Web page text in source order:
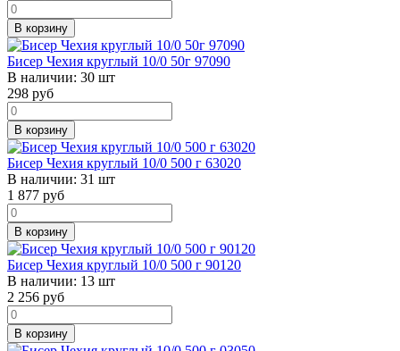
В корзину
Бисер Чехия круглый 10/0 50г 97090
В наличии: 30 шт
298 руб
В корзину
Бисер Чехия круглый 10/0 500 г 63020
В наличии: 31 шт
1 877 руб
В корзину
Бисер Чехия круглый 10/0 500 г 90120
В наличии: 13 шт
2 256 руб
В корзину